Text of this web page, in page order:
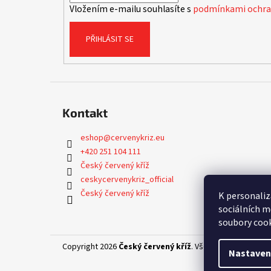
K
sociálních
soubory
Vložením e-mailu souhlasíte s podmínkami
PŘIHLÁSIT SE
Kontakt
eshop@cervenykriz.eu
+420 251 104 111
Český červený kříž
ceskycervenykriz_official
Český červený kříž
Copyright 2026 Český červený kříž. Všechna práva